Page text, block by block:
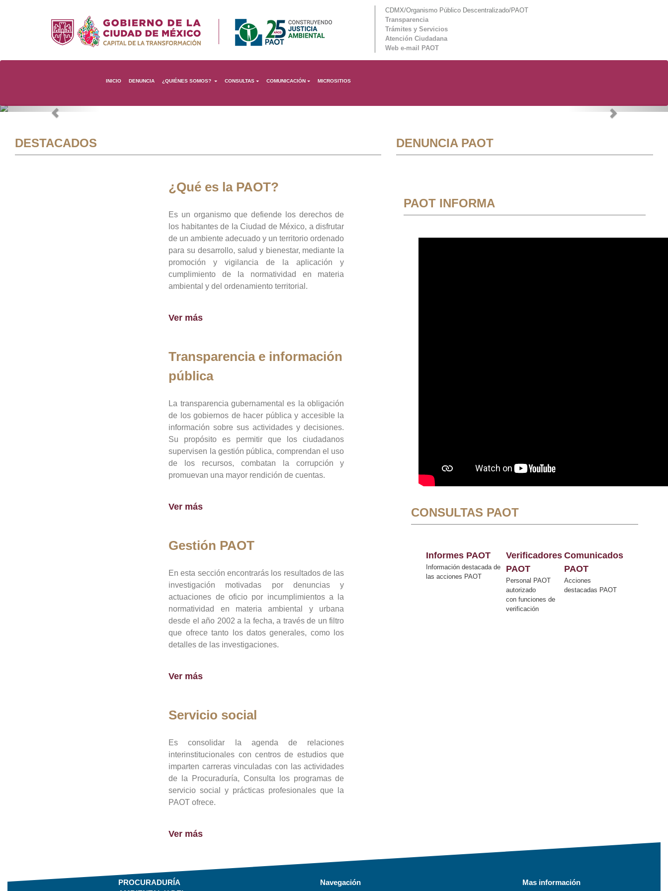
CDMX/Organismo Público Descentralizado/PAOT
Transparencia
Trámites y Servicios
Atención Ciudadana
Web e-mail PAOT
INICIO DENUNCIA ¿QUIÉNES SOMOS? CONSULTAS COMUNICACIÓN MICROSITIOS
Previous Next
DESTACADOS
¿Qué es la PAOT?
Es un organismo que defiende los derechos de
los habitantes de la Ciudad de México, a disfrutar
de un ambiente adecuado y un territorio ordenado
para su desarrollo, salud y bienestar, mediante la
promoción y vigilancia de la aplicación y
cumplimiento de la normatividad en materia
ambiental y del ordenamiento territorial.
Ver más
Transparencia e información
pública
La transparencia gubernamental es la obligación
de los gobiernos de hacer pública y accesible la
información sobre sus actividades y decisiones.
Su propósito es permitir que los ciudadanos
supervisen la gestión pública, comprendan el uso
de los recursos, combatan la corrupción y
promuevan una mayor rendición de cuentas.
Ver más
Gestión PAOT
En esta sección encontrarás los resultados de las
investigación motivadas por denuncias y
actuaciones de oficio por incumplimientos a la
normatividad en materia ambiental y urbana
desde el año 2002 a la fecha, a través de un filtro
que ofrece tanto los datos generales, como los
detalles de las investigaciones.
Ver más
Servicio social
Es consolidar la agenda de relaciones
interinstitucionales con centros de estudios que
imparten carreras vinculadas con las actividades
de la Procuraduría, Consulta los programas de
servicio social y prácticas profesionales que la
PAOT ofrece.
Ver más
DENUNCIA PAOT
PAOT INFORMA
CONSULTAS PAOT
Informes PAOT
Información destacada de
las acciones PAOT
Verificadores
PAOT
Personal PAOT
autorizado
con funciones de
verificación
Comunicados
PAOT
Acciones
destacadas PAOT
PROCURADURÍA
Navegación Mas información